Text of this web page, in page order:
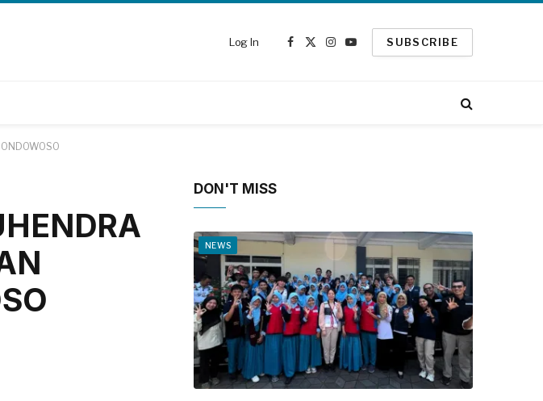
Log In
Facebook
X
Instagram
YouTube
SUBSCRIBE
DON'T MISS
NEWS